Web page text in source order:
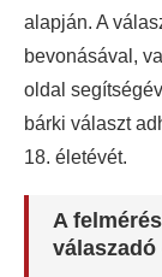
alapján. A
bevonásával,
oldal
bárki választ
18. életévét.
A